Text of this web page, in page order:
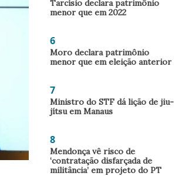
Tarcísio declara patrimônio
menor que em 2022
6
Moro declara patrimônio
menor que em eleição anterior
7
Ministro do STF dá lição de jiu-
jítsu em Manaus
8
Mendonça vê risco de
‘contratação disfarçada de
militância’ em projeto do PT